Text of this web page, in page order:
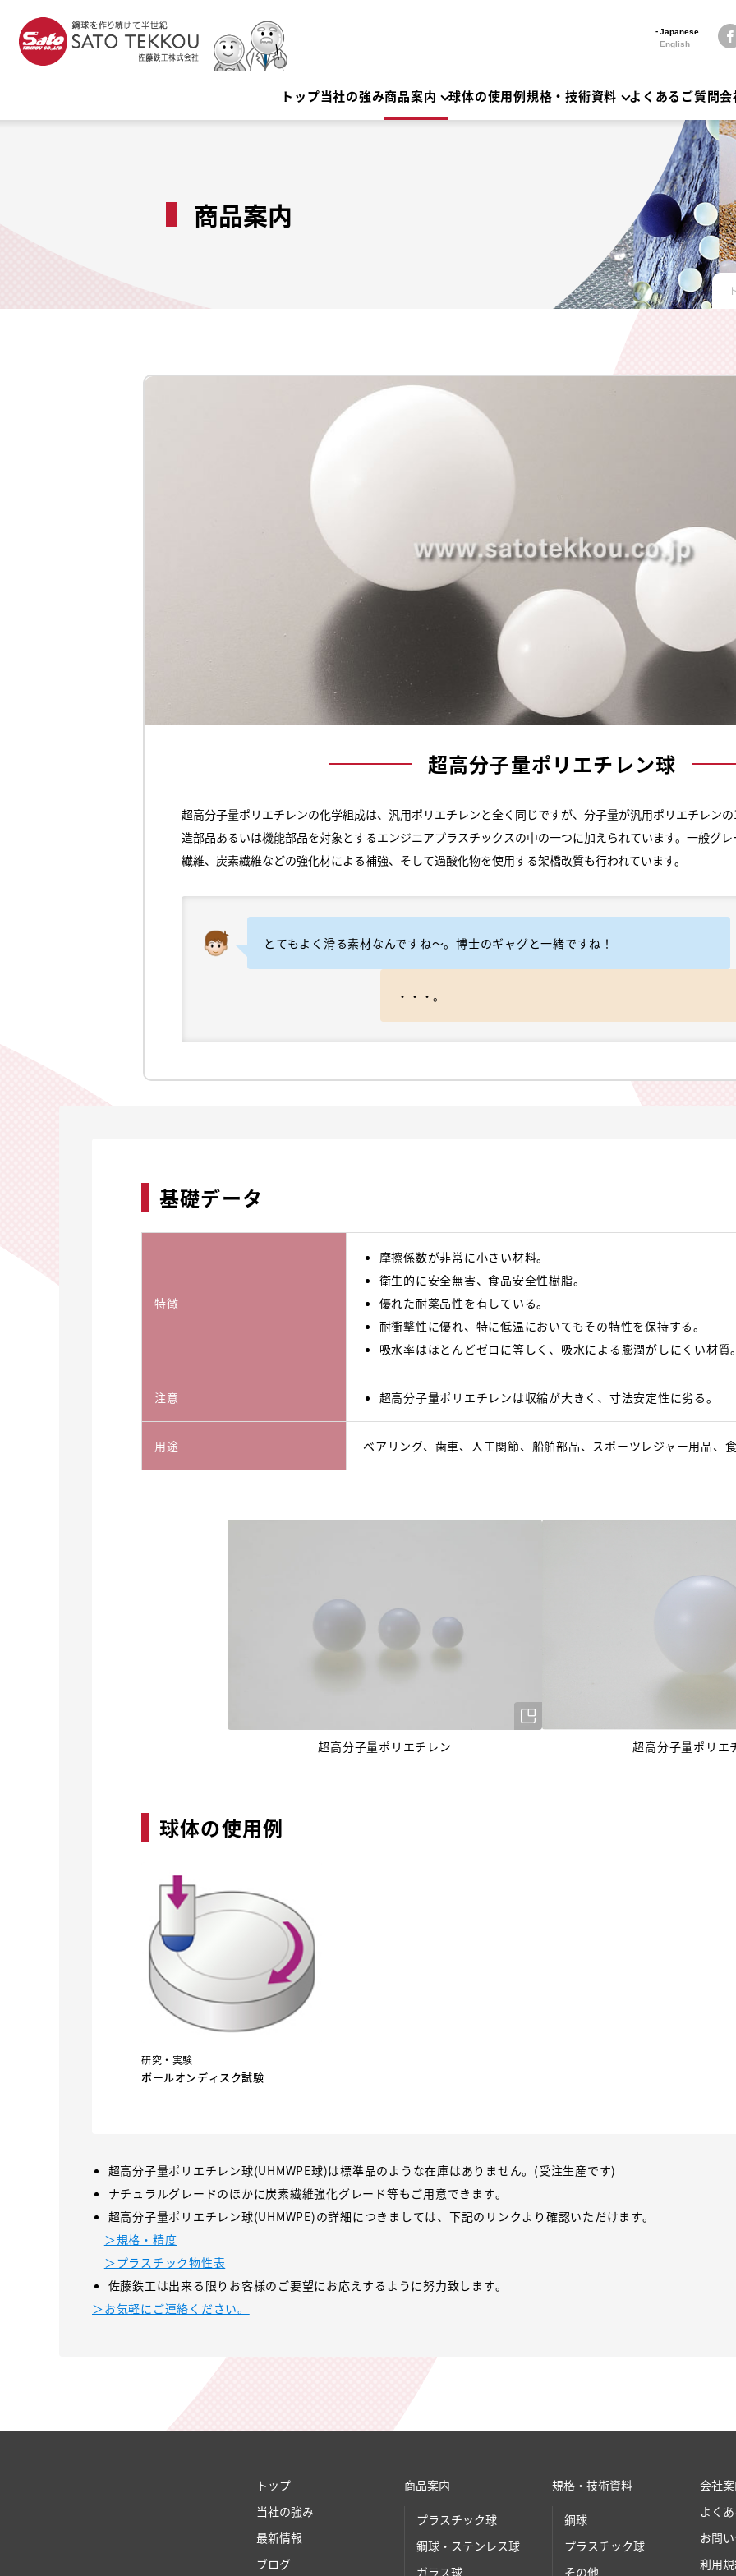
Japanese
English
トップ当社の強み商品案内 球体の使用例規格・技術資料 よくあるご質問会
商品案内
超高分子量ポリエチレン球
超高分子量ポリエチレンの化学組成は、汎用ポリエチレンと全く同じですが、分子量が汎用ポリエチレン
造部品あるいは機能部品を対象とするエンジニアプラスチックスの中の一つに加えられています。一般グ
繊維、炭素繊維などの強化材による補強、そして過酸化物を使用する架橋改質も行われています。
とてもよく滑る素材なんですね～。博士のギャグと一緒ですね！
・・・。
基礎データ
特徴
摩擦係数が非常に小さい材料。
衛生的に安全無害、食品安全性樹脂。
優れた耐薬品性を有している。
耐衝撃性に優れ、特に低温においてもその特性を保持する。
吸水率はほとんどゼロに等しく、吸水による膨潤がしにくい材質
注意 超高分子量ポリエチレンは収縮が大きく、寸法安定性に劣る。
用途 ベアリング、歯車、人工関節、船舶部品、スポーツレジャー用品、
超高分子量ポリエチレン 超高分子量ポリエ
球体の使用例
研究・実験
ボールオンディスク試験
超高分子量ポリエチレン球(UHMWPE球)は標準品のような在庫はありません。(受注生産です)
ナチュラルグレードのほかに炭素繊維強化グレード等もご用意できます。
超高分子量ポリエチレン球(UHMWPE)の詳細につきましては、下記のリンクより確認いただけます。
＞規格・精度
＞プラスチック物性表
佐藤鉄工は出来る限りお客様のご要望にお応えするように努力致します。
＞お気軽にご連絡ください。
トップ
当社の強み
最新情報
ブログ
商品案内
プラスチック球
鋼球・ステンレス球
ガラス球
規格・技術資料
鋼球
プラスチック球
その他
会社
よく
お問
利用